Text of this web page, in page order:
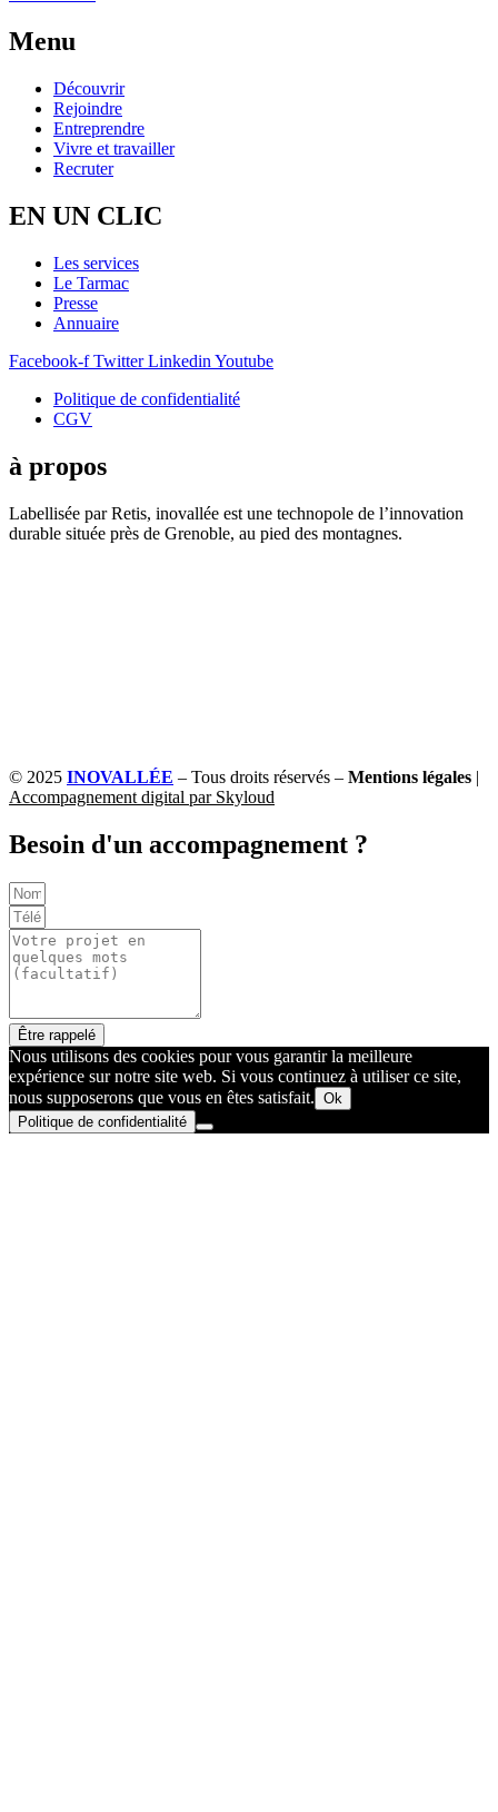
Menu
Découvrir
Rejoindre
Entreprendre
Vivre et travailler
Recruter
EN UN CLIC
Les services
Le Tarmac
Presse
Annuaire
Facebook-f Twitter Linkedin Youtube
Politique de confidentialité
CGV
à propos
Labellisée par Retis, inovallée est une technopole de l’innovation
durable située près de Grenoble, au pied des montagnes.
© 2025 INOVALLÉE – Tous droits réservés – Mentions légales |
Accompagnement digital par Skyloud
Besoin d'un accompagnement ?
Être rappelé
Nous utilisons des cookies pour vous garantir la meilleure
expérience sur notre site web. Si vous continuez à utiliser ce site,
nous supposerons que vous en êtes satisfait. Ok
Politique de confidentialité